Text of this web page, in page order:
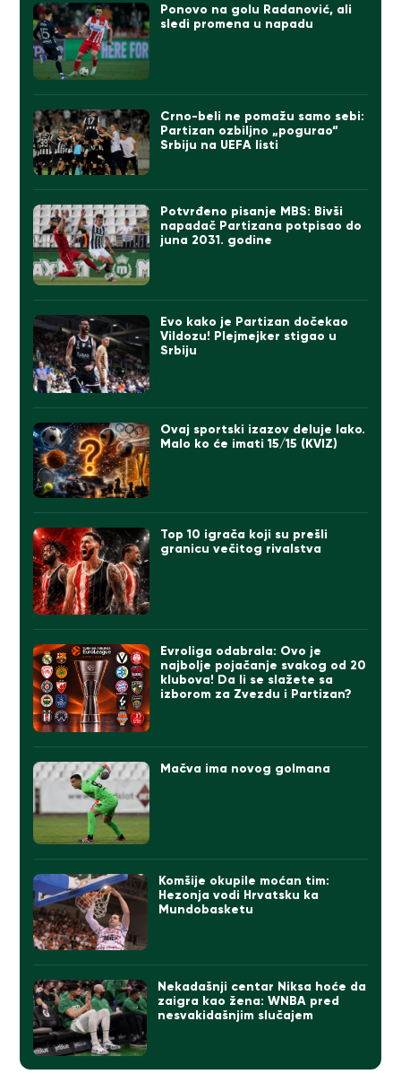
Ponovo na golu Radanović, ali
sledi promena u napadu
Crno-beli ne pomažu samo sebi:
Partizan ozbiljno „pogurao“
Srbiju na UEFA listi
Potvrđeno pisanje MBS: Bivši
napadač Partizana potpisao do
juna 2031. godine
Evo kako je Partizan dočekao
Vildozu! Plejmejker stigao u
Srbiju
Ovaj sportski izazov deluje lako.
Malo ko će imati 15/15 (KVIZ)
Top 10 igrača koji su prešli
granicu večitog rivalstva
Evroliga odabrala: Ovo je
najbolje pojačanje svakog od 20
klubova! Da li se slažete sa
izborom za Zvezdu i Partizan?
Mačva ima novog golmana
Komšije okupile moćan tim:
Hezonja vodi Hrvatsku ka
Mundobasketu
Nekadašnji centar Niksa hoće da
zaigra kao žena: WNBA pred
nesvakidašnjim slučajem